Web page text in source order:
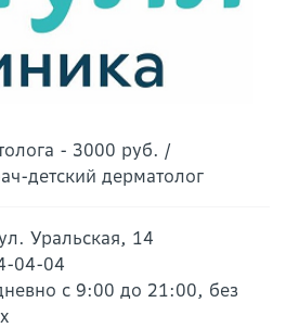
- 3000 руб. /
детский дерматолог
Уральская, 14
04-04
с 9:00 до 21:00, без